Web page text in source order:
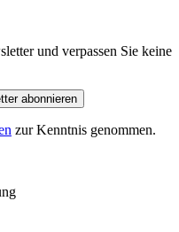
und verpassen Sie keine
abonnieren
zur Kenntnis genommen.